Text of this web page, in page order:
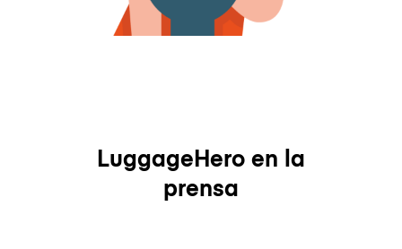
LuggageHero en la
prensa